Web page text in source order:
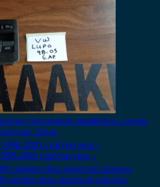
ηλεκτρικού παραθύρου εμπρός
2πλος
2005 εταζέρα γκρι –
φανάρι πίσω αριστερό κόκκινο